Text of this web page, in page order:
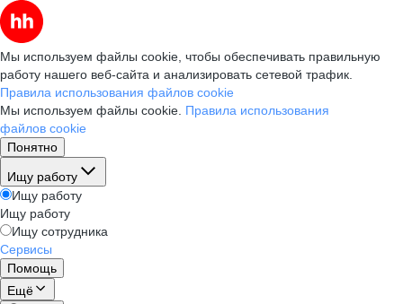
Мы используем файлы cookie, чтобы обеспечивать правильную
работу нашего веб-сайта и анализировать сетевой трафик.
Правила использования файлов cookie
Мы используем файлы cookie. Правила использования
файлов cookie
Понятно
Ищу работу
Ищу работу
Ищу работу
Ищу сотрудника
Сервисы
Помощь
Ещё